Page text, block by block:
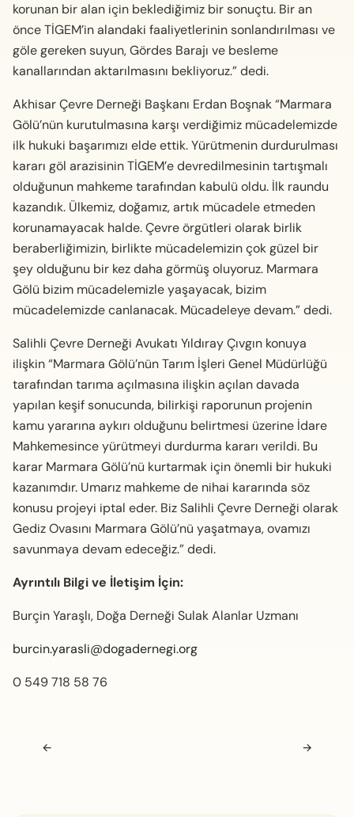
korunan bir alan için beklediğimiz bir sonuçtu. Bir an
önce TİGEM’in alandaki faaliyetlerinin sonlandırılması ve
göle gereken suyun, Gördes Barajı ve besleme
kanallarından aktarılmasını bekliyoruz.” dedi.
Akhisar Çevre Derneği Başkanı Erdan Boşnak “Marmara
Gölü’nün kurutulmasına karşı verdiğimiz mücadelemizde
ilk hukuki başarımızı elde ettik. Yürütmenin durdurulması
kararı göl arazisinin TİGEM’e devredilmesinin tartışmalı
olduğunun mahkeme tarafından kabulü oldu. İlk raundu
kazandık. Ülkemiz, doğamız, artık mücadele etmeden
korunamayacak halde. Çevre örgütleri olarak birlik
beraberliğimizin, birlikte mücadelemizin çok güzel bir
şey olduğunu bir kez daha görmüş oluyoruz. Marmara
Gölü bizim mücadelemizle yaşayacak, bizim
mücadelemizde canlanacak. Mücadeleye devam.” dedi.
Salihli Çevre Derneği Avukatı Yıldıray Çıvgın konuya
ilişkin “Marmara Gölü’nün Tarım İşleri Genel Müdürlüğü
tarafından tarıma açılmasına ilişkin açılan davada
yapılan keşif sonucunda, bilirkişi raporunun projenin
kamu yararına aykırı olduğunu belirtmesi üzerine İdare
Mahkemesince yürütmeyi durdurma kararı verildi. Bu
karar Marmara Gölü’nü kurtarmak için önemli bir hukuki
kazanımdır. Umarız mahkeme de nihai kararında söz
konusu projeyi iptal eder. Biz Salihli Çevre Derneği olarak
Gediz Ovasını Marmara Gölü’nü yaşatmaya, ovamızı
savunmaya devam edeceğiz.” dedi.
Ayrıntılı Bilgi ve İletişim İçin:
Burçin Yaraşlı, Doğa Derneği Sulak Alanlar Uzmanı
burcin.yarasli@dogadernegi.org
0 549 718 58 76
Navigasyon sonrası
← →